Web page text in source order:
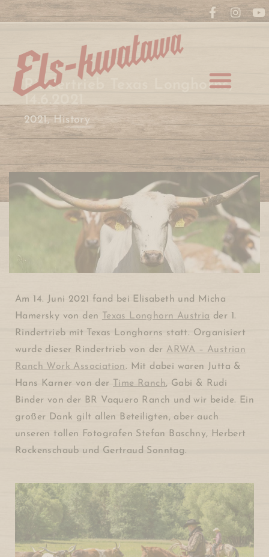
Rindertrieb Texas Longhorns,
2021,History
Am 14. Juni 2021 fand bei Elisabeth und Micha
Hamersky von den
Texas Longhorn Austria der 1.
Rindertrieb mit Texas Longhorns statt. Organisiert
wurde dieser Rindertrieb von der ARWA – Austrian
Ranch Work Association. Mit dabei waren Jutta &
Hans Karner von der
Time Ranch, Gabi & Rudi
Binder von der BR Vaquero Ranch und wir beide. Ein
großer Dank gilt allen Beteiligten, aber auch
unseren tollen Fotografen Stefan Baschny, Herbert
Rockenschaub und Gertraud Sonntag.